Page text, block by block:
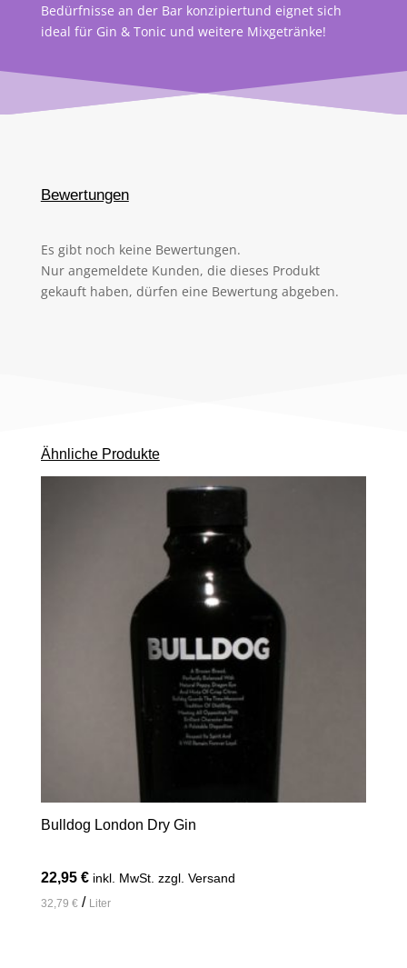
Bedürfnisse an der Bar konzipiertund eignet sich
ideal für Gin & Tonic und weitere Mixgetränke!
Bewertungen
Es gibt noch keine Bewertungen.
Nur angemeldete Kunden, die dieses Produkt
gekauft haben, dürfen eine Bewertung abgeben.
Ähnliche Produkte
Bulldog London Dry Gin
22,95 € inkl. MwSt. zzgl. Versand
32,79 €/ Liter